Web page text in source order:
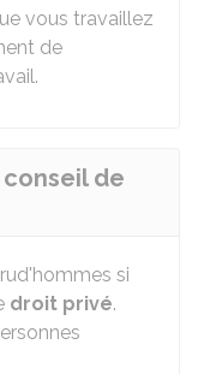
vous travaillez
de
de
si
droit privé.